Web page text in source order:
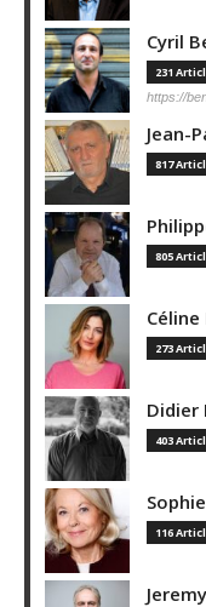
Cyril
231
https://
Jean-
817
805
Céline
273
Didier
403
116